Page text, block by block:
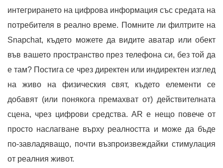
интегрирането на цифрова информация със средата на
потребителя в реално време. Помните ли филтрите на
Snapchat, където можете да видите аватар или обект
във вашето пространство през телефона си, без той да
е там? Постига се чрез директен или индиректен изглед
на живо на физическия свят, където елементи се
добавят (или понякога премахват от) действителната
сцена, чрез цифрови средства. AR е нещо повече от
просто наслагване върху реалността и може да бъде
по-завладяващо, почти възпроизвеждайки стимулация
от реалния живот.